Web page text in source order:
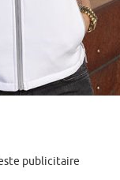
publicitaire